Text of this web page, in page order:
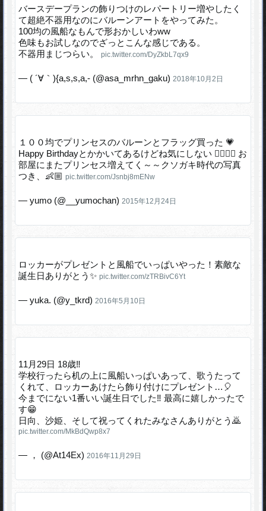
バースデープランの飾りつけのレパートリー増やしたく
て超絶不器用なのにバルーンアートをやってみた。
100均の風船なもんで形おかしいわww
色味もお試しなのでざっとこんな感じである。
不器用まじつらい。pic.twitter.com/DyZkbL7qx9
— ( ´∀｀){a,s,s,a,- (@asa_mrhn_gaku) 2018年10月2日
１００均でプリンセスのバルーンとフラッグ買った 💗
Happy Birthdayとかかいてあるけどね気にしない 👌🏻💕💕 お
部屋にまたプリンセス増えてく～～クソガキ時代の写真
つき、👶🏼pic.twitter.com/Jsnbj8mENw
— yumo (@__yumochan) 2015年12月24日
ロッカーがプレゼントと風船でいっぱいやった！素敵な
誕生日ありがとう✨pic.twitter.com/zTRBivC6Yt
— yuka. (@y_tkrd) 2016年5月10日
11月29日 18歳‼︎
学校行ったら机の上に風船いっぱいあって、歌うたって
くれて、ロッカーあけたら飾り付けにプレゼント…🎈
今までにない1番いい誕生日でした‼︎ 最高に嬉しかったで
す😁
日向、沙姫、そして祝ってくれたみなさんありがとう🙇
pic.twitter.com/MkBdQwp8x7
— ， (@At14Ex) 2016年11月29日